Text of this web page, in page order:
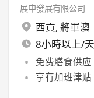
展申發展有限公司
西貢, 將軍澳
8小時以上/
免费膳食供应
享有加班津贴